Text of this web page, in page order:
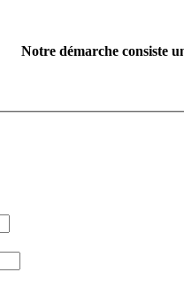
Notre démarche consiste